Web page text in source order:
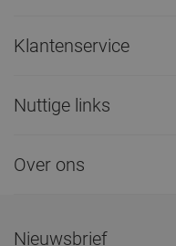
Klantenservice
Nuttige links
Over ons
Nieuwsbrief